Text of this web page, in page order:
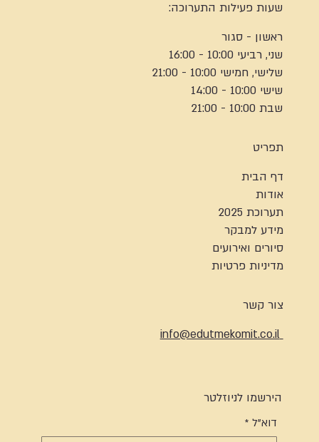
שעות פעילות התערוכה:
ראשון - סגור
שני, רביעי 10:00 - 16:00
שלישי, חמישי 10:00 - 21:00
שישי 10:00 - 14:00
שבת 10:00 - 21:00
תפריט
דף הבית
אודות
תערוכת 2025
מידע למבקר
סיורים ואירועים
מדיניות פרטיות
צור קשר
info@edutmekomit.co.il
הירשמו לניוזלטר
דוא"ל *